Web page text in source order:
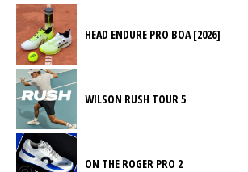
HEAD ENDURE PRO BOA [2026]
WILSON RUSH TOUR 5
ON THE ROGER PRO 2